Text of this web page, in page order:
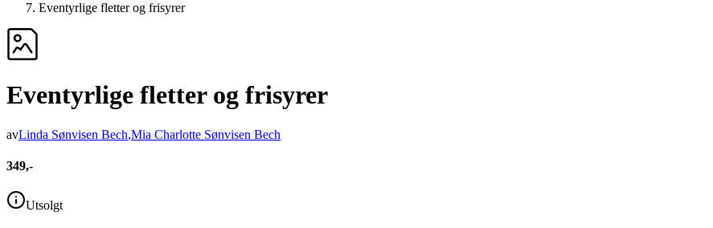
Eventyrlige fletter og frisyrer
Eventyrlige fletter og frisyrer
avLinda Sønvisen Bech,Mia Charlotte Sønvisen Bech
349,-
Utsolgt